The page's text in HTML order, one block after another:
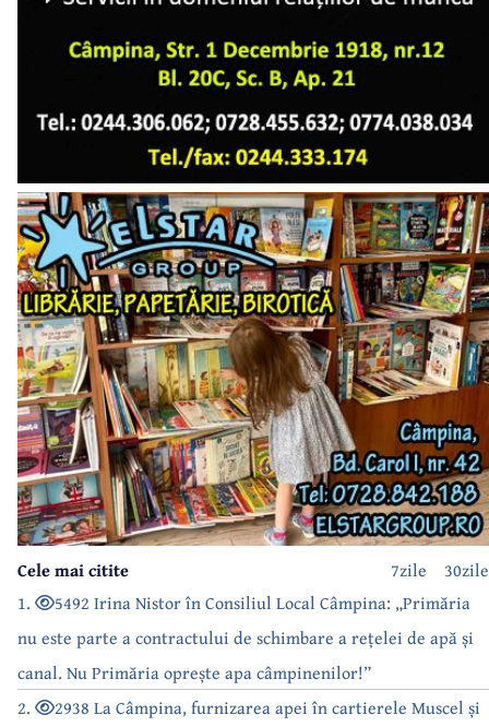
30zile
7zile
Cele mai citite
1.
5492 Irina Nistor în Consiliul Local Câmpina: „Primăria
nu este parte a contractului de schimbare a rețelei de apă și
canal. Nu Primăria oprește apa câmpinenilor!”
2.
2938 La Câmpina, furnizarea apei în cartierele Muscel și